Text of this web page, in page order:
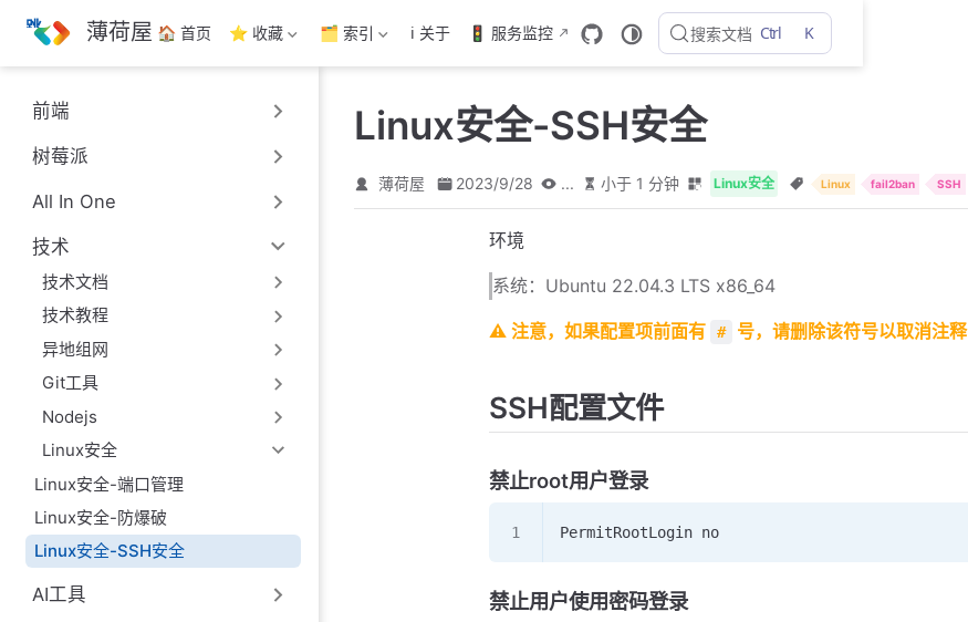
跳
主
要
內
容
薄荷屋 🏠 首页 ⭐ 收藏 🗂️ 索引 ℹ️ 关于 🚦 服务监控 搜索文档 Ctrl K
前端
树莓派
All In One
技术
技术文档
技术教程
异地组网
Git工具
Nodejs
Linux安全
Linux安全-端口管理
Linux安全-防爆破
Linux安全-SSH安全
AI工具
Linux安全-SSH安全
薄荷屋 2023/9/28 ... 小于 1 分钟 Linux安全 Linux fail2ban SSH
环境
系统：Ubuntu 22.04.3 LTS x86_64
⚠️ 注意，如果配置项前面有 # 号，请删除该符号以取消注释
SSH配置文件
禁止root用户登录
PermitRootLogin no
禁止用户使用密码登录